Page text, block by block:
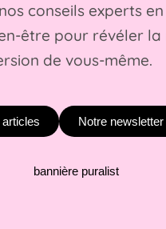
conseils experts
être pour révéler la
de vous-même.
Notre newsletter